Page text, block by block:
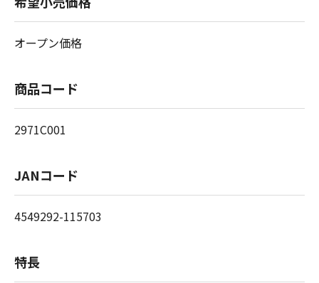
オープン価格
商品コード
2971C001
JANコード
4549292-115703
特長